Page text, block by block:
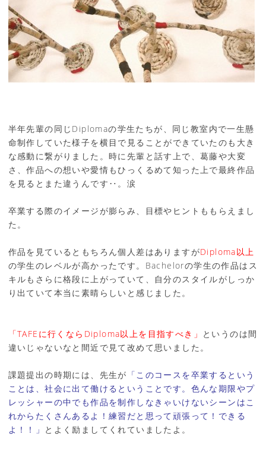
半年先輩の同じDiplomaの学生たちが、同じ教室内で一生懸
命制作していた様子を横目で見ることができていたのも大き
な感動に繋がりました。時に先輩と話す上で、葛藤や大変
さ、作品への想いや愛情もひっくるめて知った上で最終作品
を見るとまた違うんです‥。涙
卒業する際のイメージが膨らみ、目標やヒントももらえまし
た。
作品を見ているともちろん個人差はありますがDiploma以上
の学生のレベルが高かったです。Bachelorの学生の作品はス
キルもさらに格段に上がっていて、自分のスタイルがしっか
り出ていて本当に素晴らしいと感じました。
「TAFEに行くならDiploma以上を目指すべき」 というのは間
違いじゃないなと間近で見て改めて思いました。
課題提出の時期には、先生が 「このコースを卒業するという
ことは、社会に出て働けるということです。色んな期限やプ
レッシャーの中でも作品を制作しなきゃいけないシーンはこ
れからたくさんあるよ！練習だと思って頑張って！できる
よ！！」 とよく励ましてくれていましたよ。